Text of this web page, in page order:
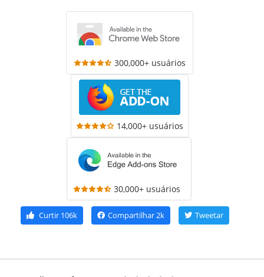
300,000+ usuários
14,000+ usuários
30,000+ usuários
Curtir 106k Compartilhar2k Tweetar